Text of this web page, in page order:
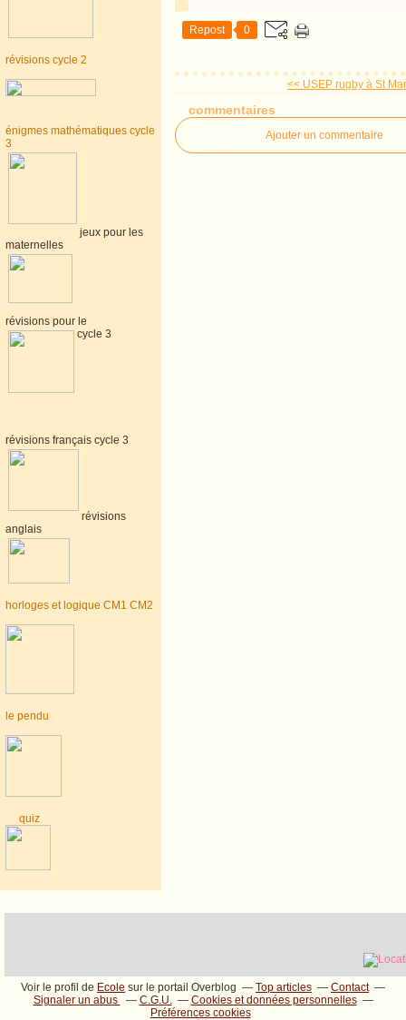
révisions cycle 2
énigmes mathématiques cycle
3
jeux pour les
maternelles
révisions pour le
cycle 3
révisions français cycle 3
révisions
anglais
horloges et logique CM1 CM2
le pendu
quiz
Repost 0
<< USEP rugby à St
commentaires
Ajouter un commentaire
Voir le profil de Ecole sur le portail Overblog Top articles
Contact
Signaler un abus
C.G.U.
Cookies et données personnelles
Préférences cookies